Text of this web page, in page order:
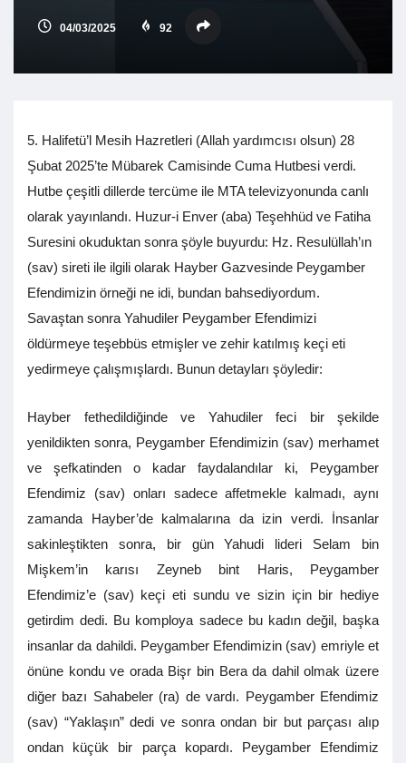
04/03/2025 92
5. Halifetü’l Mesih Hazretleri (Allah yardımcısı olsun) 28
Şubat 2025’te Mübarek Camisinde Cuma Hutbesi verdi.
Hutbe çeşitli dillerde tercüme ile MTA televizyonunda canlı
olarak yayınlandı. Huzur-i Enver (aba) Teşehhüd ve Fatiha
Suresini okuduktan sonra şöyle buyurdu: Hz. Resulüllah’ın
(sav) sireti ile ilgili olarak Hayber Gazvesinde Peygamber
Efendimizin örneği ne idi, bundan bahsediyordum.
Savaştan sonra Yahudiler Peygamber Efendimizi
öldürmeye teşebbüs etmişler ve zehir katılmış keçi eti
yedirmeye çalışmışlardı. Bunun detayları şöyledir:
Hayber fethedildiğinde ve Yahudiler feci bir şekilde
yenildikten sonra, Peygamber Efendimizin (sav) merhamet
ve şefkatinden o kadar faydalandılar ki, Peygamber
Efendimiz (sav) onları sadece affetmekle kalmadı, aynı
zamanda Hayber’de kalmalarına da izin verdi. İnsanlar
sakinleştikten sonra, bir gün Yahudi lideri Selam bin
Mişkem’in karısı Zeyneb bint Haris, Peygamber
Efendimiz’e (sav) keçi eti sundu ve sizin için bir hediye
getirdim dedi. Bu komploya sadece bu kadın değil, başka
insanlar da dahildi. Peygamber Efendimizin (sav) emriyle et
önüne kondu ve orada Bişr bin Bera da dahil olmak üzere
diğer bazı Sahabeler (ra) de vardı. Peygamber Efendimiz
(sav) “Yaklaşın” dedi ve sonra ondan bir but parçası alıp
ondan küçük bir parça kopardı. Peygamber Efendimiz